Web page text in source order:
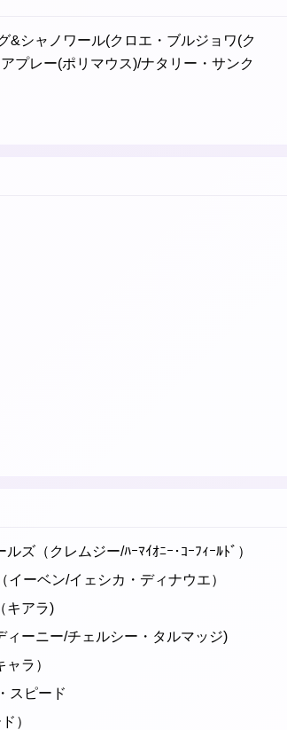
&シャノワール(クロエ・ブルジョワ(ク
プレー(ポリマウス)/ナタリー・サンク
ズ（クレムジー/ﾊｰﾏｲｵﾆｰ･ｺｰﾌｨｰﾙﾄﾞ）
ーベン/イェシカ・ディナウエ）
キアラ)
ィーニー/チェルシー・タルマッジ)
ラ）
スピード
）